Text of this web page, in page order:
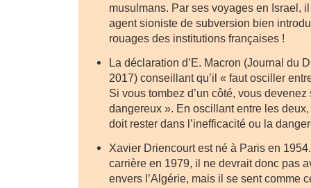
musulmans. Par ses voyages en Israel,
agent sioniste de subversion bien
rouages des institutions françaises !
La déclaration d’E. Macron (Journal du
2017) conseillant qu’il « faut osciller
Si vous tombez d’un côté, vous
dangereux ». En oscillant entre les
doit rester dans l’inefficacité ou la
Xavier Driencourt est né à Paris en
carrière en 1979, il ne devrait donc pas
envers l’Algérie, mais il se sent comme